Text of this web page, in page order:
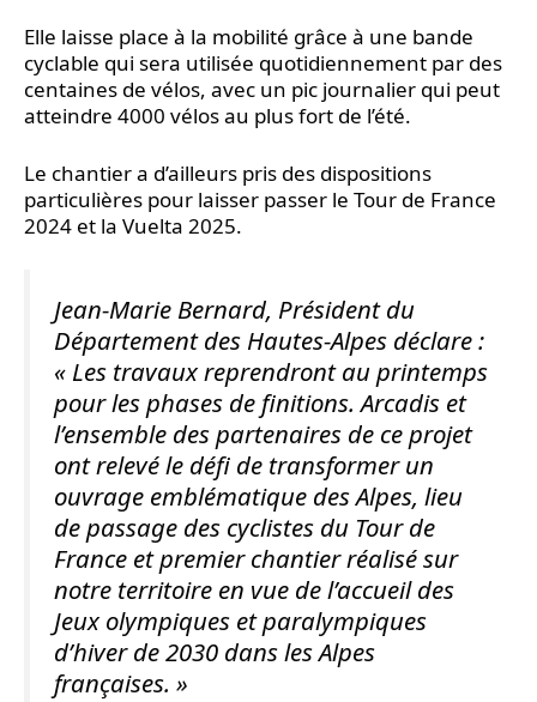
Elle laisse place à la mobilité grâce à une bande
cyclable qui sera utilisée quotidiennement par des
centaines de vélos, avec un pic journalier qui peut
atteindre 4000 vélos au plus fort de l’été.
Le chantier a d’ailleurs pris des dispositions
particulières pour laisser passer le Tour de France
2024 et la Vuelta 2025.
Jean-Marie Bernard, Président du
Département des Hautes-Alpes déclare :
« Les travaux reprendront au printemps
pour les phases de finitions. Arcadis et
l’ensemble des partenaires de ce projet
ont relevé le défi de transformer un
ouvrage emblématique des Alpes, lieu
de passage des cyclistes du Tour de
France et premier chantier réalisé sur
notre territoire en vue de l’accueil des
Jeux olympiques et paralympiques
d’hiver de 2030 dans les Alpes
françaises. »